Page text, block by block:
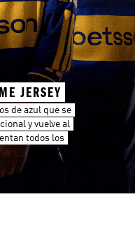
JERSEY
de azul que se
y vuelve al
todos los